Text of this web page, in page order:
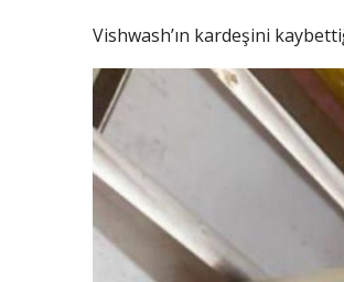
Vishwash’ın kardeşini